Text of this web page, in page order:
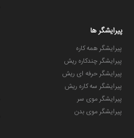
پیرایشگر ها
پیرایشگر همه کاره
پیرایشگر چندکاره ریش
پیرایشگر حرفه ای ریش
پیرایشگر سه کاره ریش
پیرایشگر موی سر
پیرایشگر موی بدن